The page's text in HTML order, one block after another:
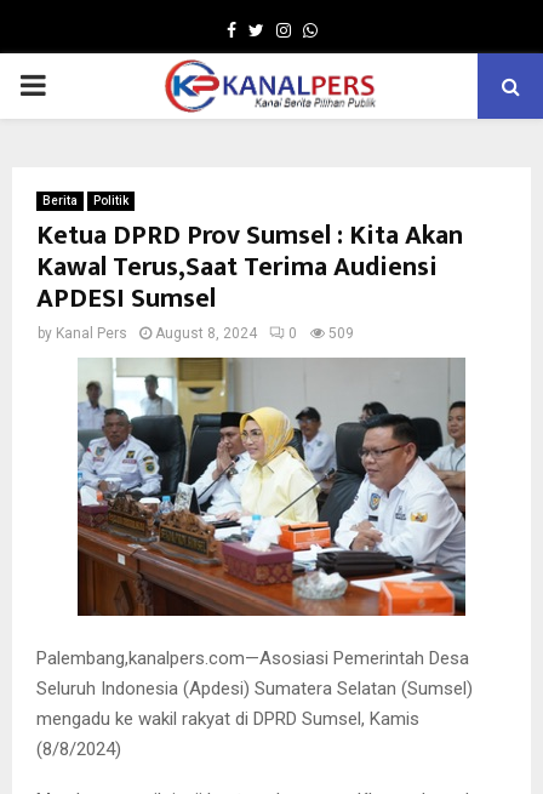
Facebook
TwitterInstagram
Whatsapp
PRIMARY
Berita Politik
Ketua DPRD Prov Sumsel : Kita Akan
Kawal Terus,Saat Terima Audiensi
APDESI Sumsel
by Kanal Pers August 8, 2024 0 509
Palembang,kanalpers.com—Asosiasi Pemerintah Desa
Seluruh Indonesia (Apdesi) Sumatera Selatan (Sumsel)
mengadu ke wakil rakyat di DPRD Sumsel, Kamis
(8/8/2024)